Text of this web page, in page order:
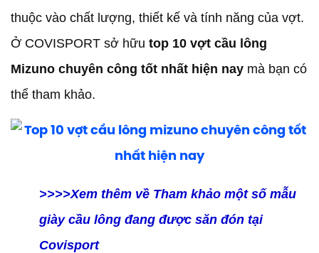
thuộc vào chất lượng, thiết kế và tính năng của vợt.
Ở COVISPORT sở hữu top 10 vợt cầu lông
Mizuno chuyên công tốt nhất hiện nay mà bạn có
thể tham khảo.
>>>>Xem thêm về Tham khảo một số mẫu
giày cầu lông đang được săn đón tại
Covisport